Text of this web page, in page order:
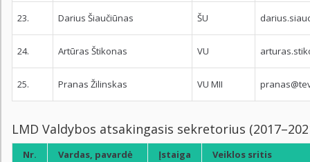
23. Darius Šiaučiūnas ŠU
24. Artūras Štikonas VU
25. Pranas Žilinskas VU MII
LMD Valdybos atsakingasis sekretorius
Nr. Vardas, pavardė Įstaiga
Veiklos sritis